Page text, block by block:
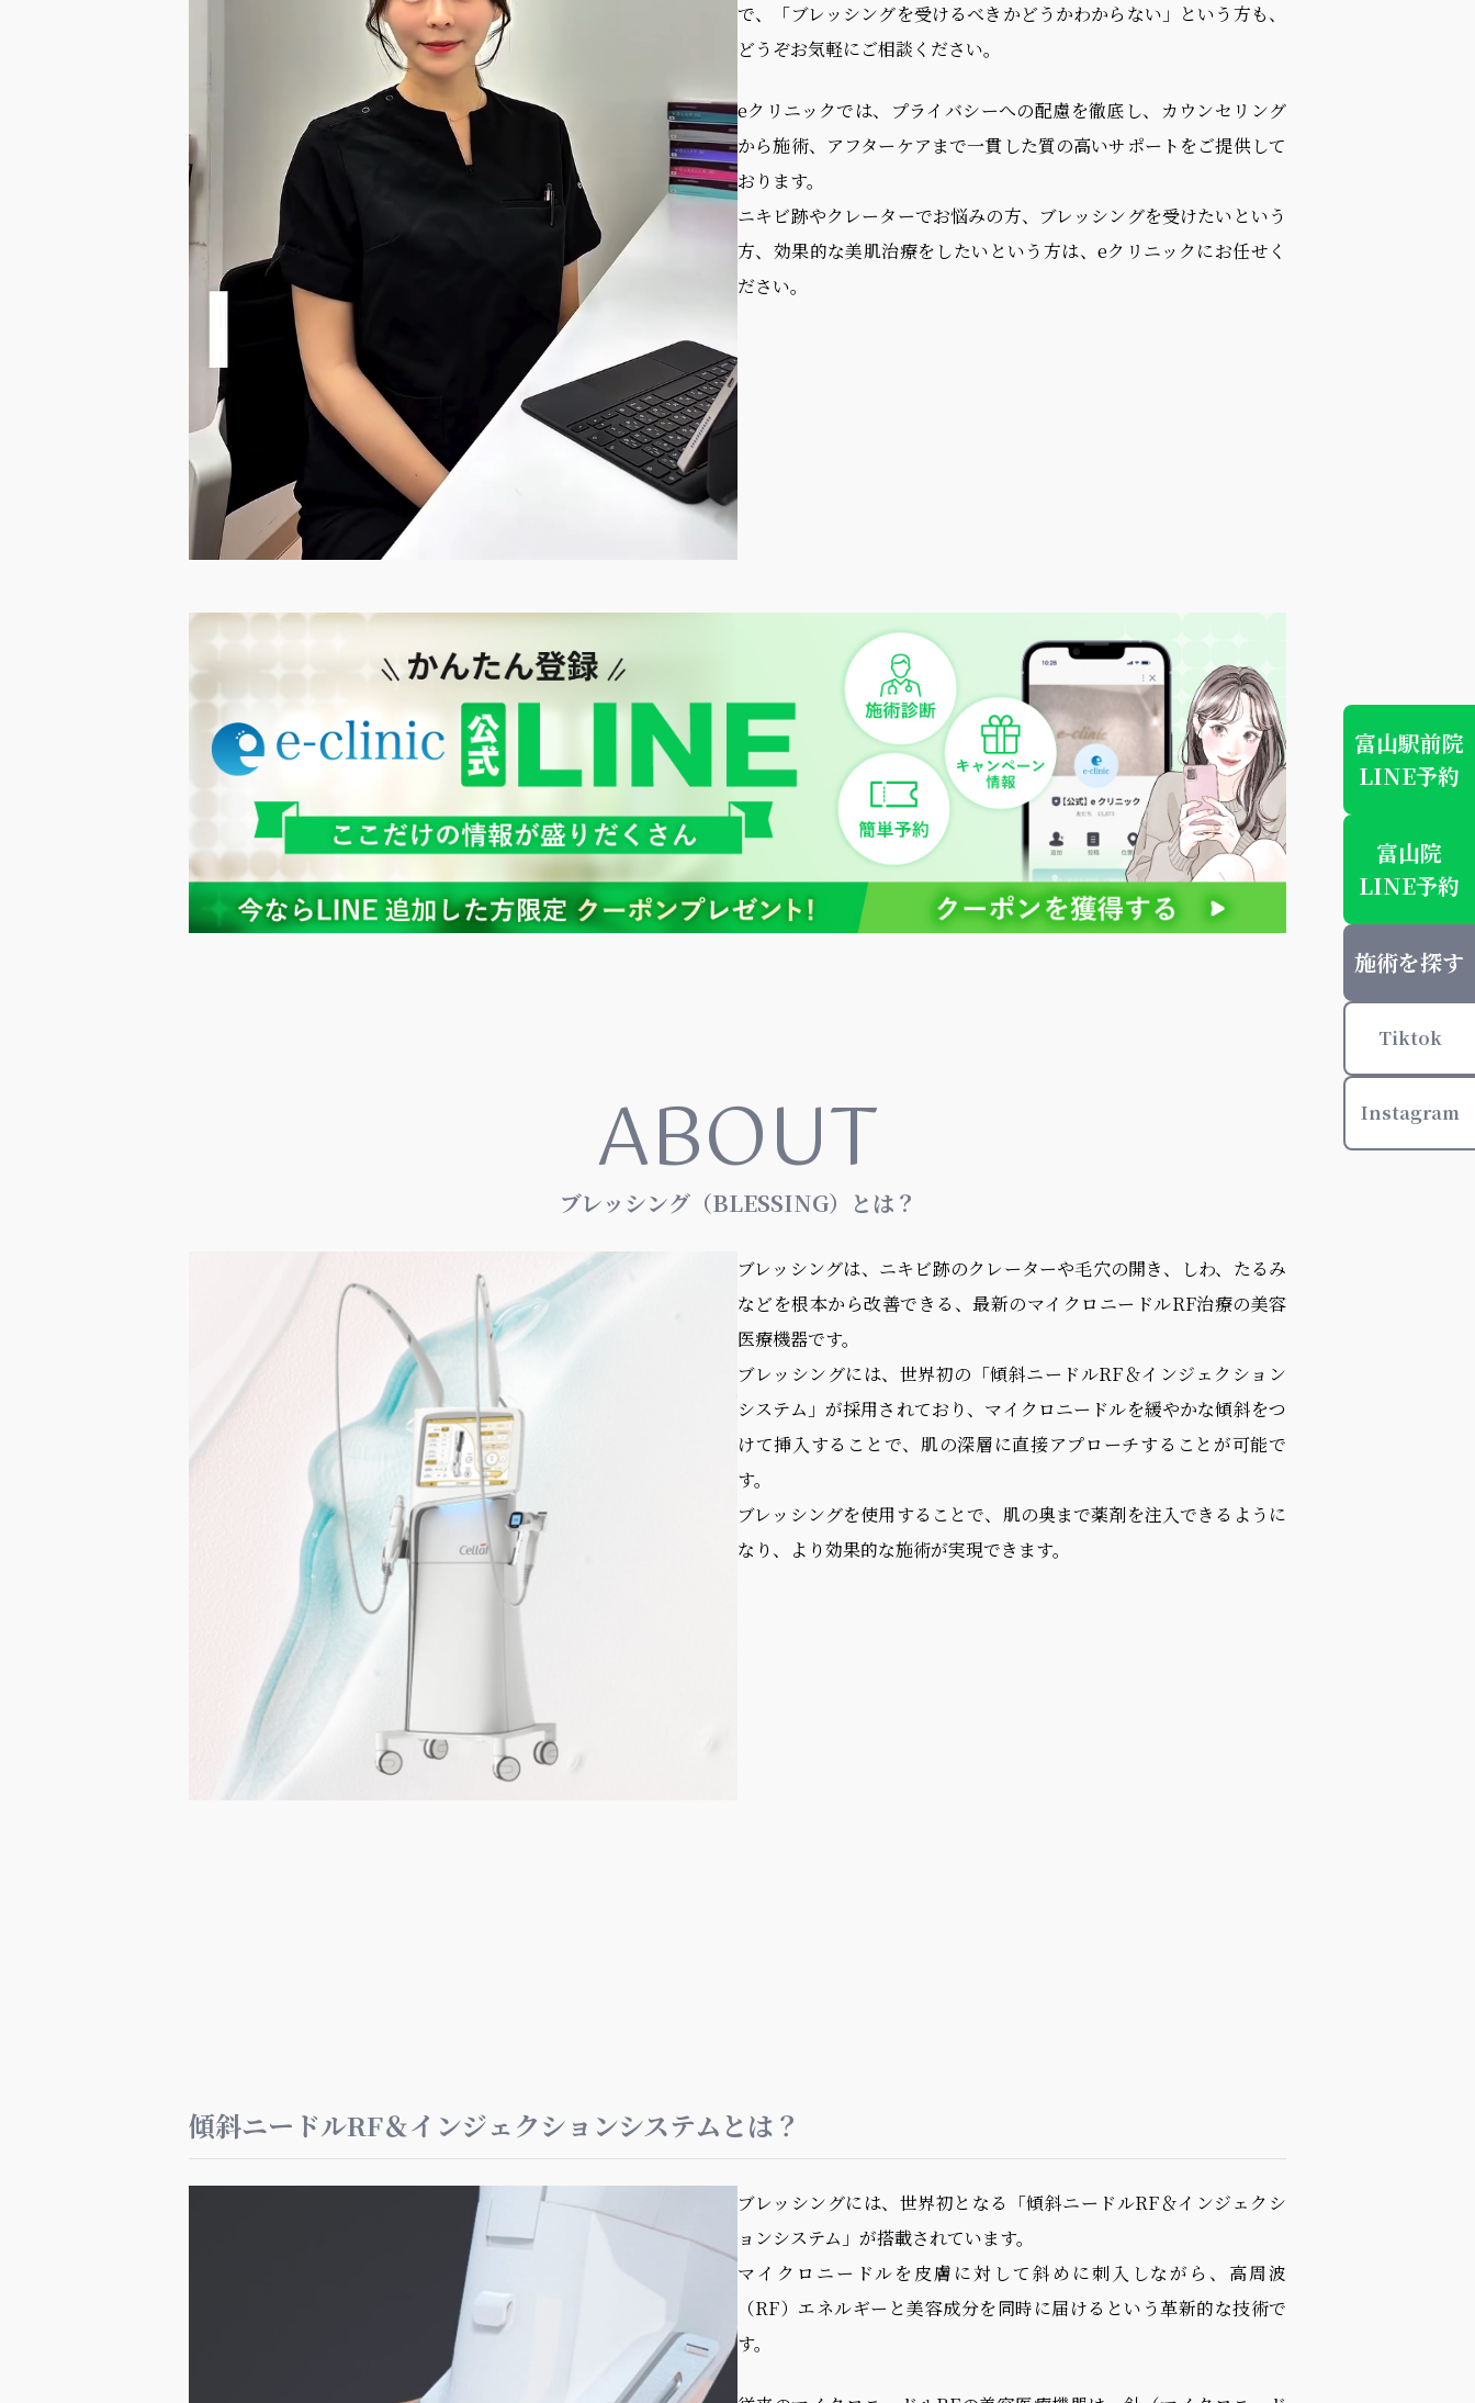
で、「ブレッシングを受けるべきかどうかわからない」という方も、
どうぞお気軽にご相談ください。
eクリニックでは、プライバシーへの配慮を徹底し、カウンセリング
から施術、アフターケアまで一貫した質の高いサポートをご提供して
おります。
ニキビ跡やクレーターでお悩みの方、ブレッシングを受けたいという
方、効果的な美肌治療をしたいという方は、eクリニックにお任せく
ださい。
ABOUT
ブレッシング（BLESSING）とは？
ブレッシングは、ニキビ跡のクレーターや毛穴の開き、しわ、たるみ
などを根本から改善できる、最新のマイクロニードルRF治療の美容
医療機器です。
ブレッシングには、世界初の「傾斜ニードルRF＆インジェクション
システム」が採用されており、マイクロニードルを緩やかな傾斜をつ
けて挿入することで、肌の深層に直接アプローチすることが可能で
す。
ブレッシングを使用することで、肌の奥まで薬剤を注入できるように
なり、より効果的な施術が実現できます。
傾斜ニードルRF＆インジェクションシステムとは？
ブレッシングには、世界初となる「傾斜ニードルRF＆インジェクシ
ョンシステム」が搭載されています。
マイクロニードルを皮膚に対して斜めに刺入しながら、高周波
（RF）エネルギーと美容成分を同時に届けるという革新的な技術で
す。
富山駅前院
LINE予約
富山院
LINE予約
施術を探す
Tiktok
Instagram